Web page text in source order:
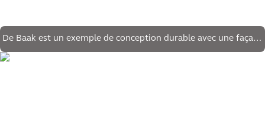
De Baak est un exemple de conception durable avec une façade
en matériaux de construction issus de l'économie circulaire